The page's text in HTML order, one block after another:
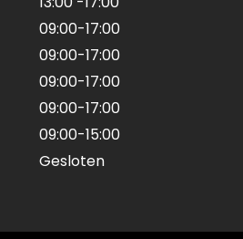
09:00-17:00
09:00-17:00
09:00-17:00
09:00-17:00
09:00-15:00
Gesloten